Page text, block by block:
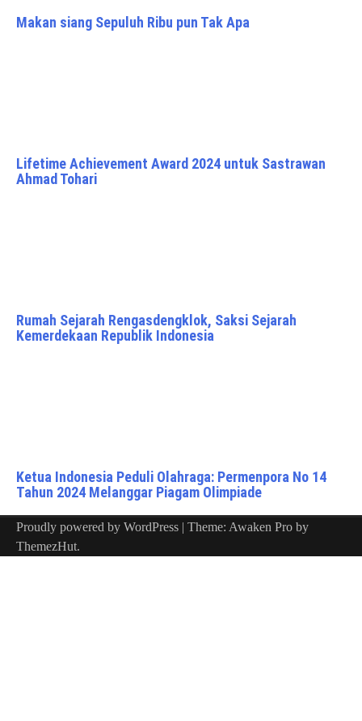
Makan siang Sepuluh Ribu pun Tak Apa
Lifetime Achievement Award 2024 untuk Sastrawan
Ahmad Tohari
Rumah Sejarah Rengasdengklok, Saksi Sejarah
Kemerdekaan Republik Indonesia
Ketua Indonesia Peduli Olahraga: Permenpora No 14
Tahun 2024 Melanggar Piagam Olimpiade
Proudly powered by WordPress | Theme: Awaken Pro by
ThemezHut.